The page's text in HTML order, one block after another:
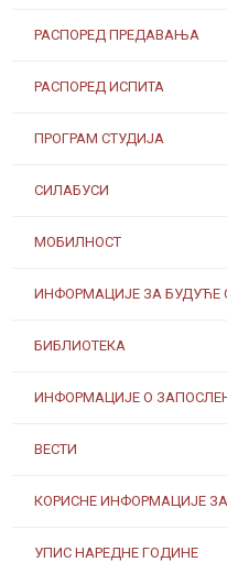
РАСПОРЕД ПРЕДАВАЊА
РАСПОРЕД ИСПИТА
ПРОГРАМ СТУДИЈА
СИЛАБУСИ
МОБИЛНОСТ
ИНФОРМАЦИЈЕ ЗА БУДУЋЕ
БИБЛИОТЕКА
ИНФОРМАЦИЈЕ О
ВЕСТИ
КОРИСНЕ ИНФОРМАЦИЈЕ
УПИС НАРЕДНЕ ГОДИНЕ